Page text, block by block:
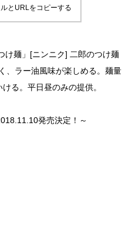
とURLをコピーする
け麺」[ニンニク] 二郎のつけ麺
、ラー油風味が楽しめる。麺量
る。平日昼のみの提供。
発売決定！～